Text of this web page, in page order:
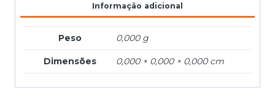
Informação adicional
Peso 0,000 g
Dimensões 0,000 × 0,000 × 0,000 cm